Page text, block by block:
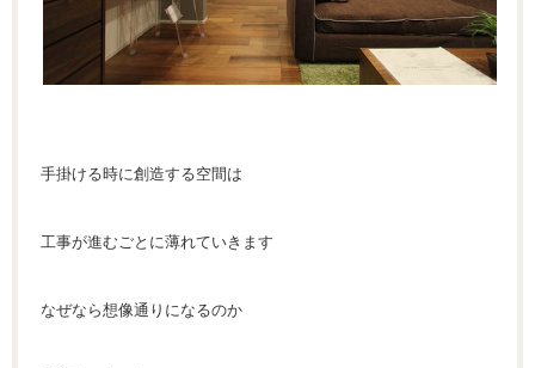
手掛ける時に創造する空間は
工事が進むごとに薄れていきます
なぜなら想像通りになるのか